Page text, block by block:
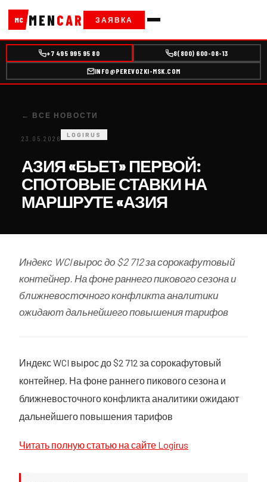
MC MENCAR ЗАЯВКА
+7 495 995 95 80 8(800) 600-08-13
INFO@PEREVOZKI-MSK.COM
← ВСЕ НОВОСТИ
23.05.2026 LOGIRUS
АЗИЯ «БЬЕТ» ПЕРВОЙ:
СПОТОВЫЕ СТАВКИ НА
МАРШРУТЕ «АЗИЯ
Индекс WCI вырос до $2 712 за сорокафутовый
контейнер. На фоне раннего пикового сезона и
ближневосточного конфликта аналитики
ожидают дальнейшего повышения тарифов
Индекс WCI вырос до $2 712 за сорокафутовый
контейнер. На фоне раннего пикового сезона и
ближневосточного конфликта аналитики ожидают
дальнейшего повышения тарифов
Читать полную статью на сайте Logirus